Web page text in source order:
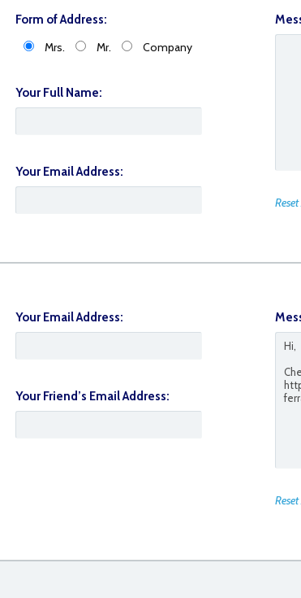
IMG_5047
IMG_5084
Form of Address:
Mrs.
Mr. Company
Your Full Name:
Your Email Address:
Your Email Address:
Your Friend’s Email Address: